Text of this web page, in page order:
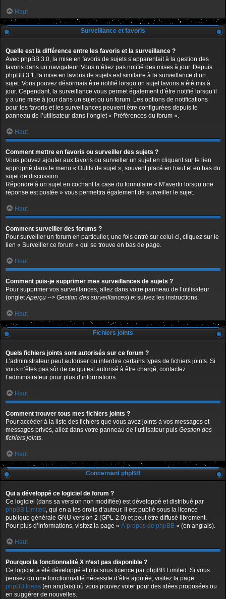
Haut
Surveillance et favoris
Quelle est la différence entre les favoris et la surveillance ?
Avec phpBB 3.0, la mise en favoris de sujets s’apparentait à la gestion des
favoris dans un navigateur. Vous n’étiez pas notifié des mises à jour. Depuis
phpBB 3.1, la mise en favoris de sujets est similaire à la surveillance d’un
sujet. Vous pouvez désormais être notifié lorsqu’un sujet favoris a été mis à
jour. Cependant, la surveillance vous permet également d’être notifié lorsqu’il
y a une mise à jour dans un sujet ou un forum. Les options de notifications
pour les favoris et les surveillances peuvent être configurées depuis le
panneau de l’utilisateur dans l’onglet « Préférences du forum ».
Haut
Comment mettre en favoris ou surveiller des sujets ?
Vous pouvez ajouter aux favoris ou surveiller un sujet en cliquant sur le lien
approprié dans le menu « Outils de sujet », souvent placé en haut et en bas du
sujet de discussion.
Répondre à un sujet en cochant la case du formulaire « M’avertir lorsqu’une
réponse est postée » vous permettra également de surveiller le sujet.
Haut
Comment surveiller des forums ?
Pour surveiller un forum en particulier, une fois entré sur celui-ci, cliquez sur le
lien « Surveiller ce forum » qui se trouve en bas de page.
Haut
Comment puis-je supprimer mes surveillances de sujets ?
Pour supprimer vos surveillances, allez dans votre panneau de l’utilisateur
(ongletAperçu --> Gestion des surveillances) et suivez les instructions.
Haut
Fichiers joints
Quels fichiers joints sont autorisés sur ce forum ?
L’administrateur peut autoriser ou interdire certains types de fichiers joints. Si
vous n’êtes pas sûr de ce qui est autorisé à être chargé, contactez
l’administrateur pour plus d’informations.
Haut
Comment trouver tous mes fichiers joints ?
Pour accéder à la liste des fichiers que vous avez joints à vos messages et
messages privés, allez dans votre panneau de l’utilisateur puis Gestion des
fichiers joints.
Haut
Concernant phpBB
Qui a développé ce logiciel de forum ?
Ce logiciel (dans sa version non modifiée) est développé et distribué par
phpBB Limited , qui en a les droits d’auteur. Il est publié sous la licence
publique générale GNU version 2 (GPL-2.0) et peut être diffusé librement.
Pour plus d’informations, visitez la page « À propos de phpBB » (en anglais).
Haut
Pourquoi la fonctionnalité X n’est pas disponible ?
Ce logiciel a été développé et mis sous licence par phpBB Limited. Si vous
pensez qu’une fonctionnalité nécessite d’être ajoutée, visitez la page
phpBB Ideas (en anglais) où vous pouvez voter pour des idées proposées ou
en suggérer de nouvelles.